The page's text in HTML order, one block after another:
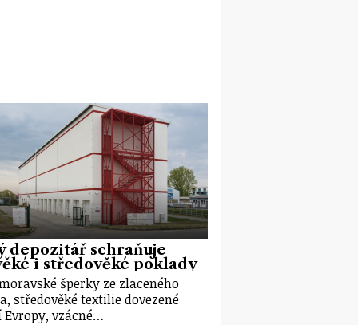
depozitář schraňuje
i středověké poklady
šperky ze zlaceného
středověké textilie dovezené
vzácné…